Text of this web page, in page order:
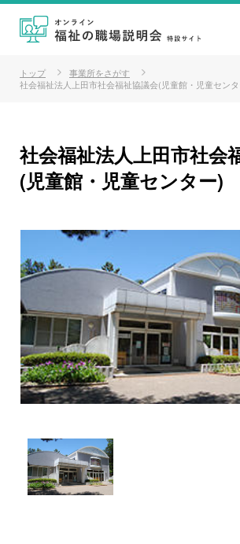
トップ
事業所をさがす
社会福祉法人上田市社会福祉協議会(児童館・児童セン
社会福祉法人上田市社会
(児童館・児童センター)